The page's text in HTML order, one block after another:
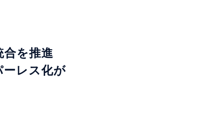
合を推進
ーレス化が